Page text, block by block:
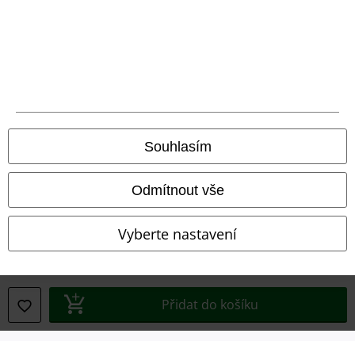
Souhlasím
Odmítnout vše
Vyberte nastavení
Přidat do košíku
Prohlášení
Ochrana osobních údajů
Likvidace odpadu a ochrana životního prostředí
Nastavení souborů cookie